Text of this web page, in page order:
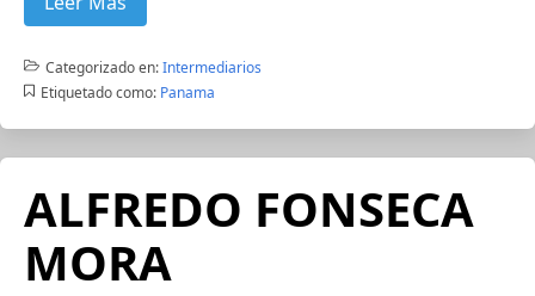
Categorizado en:Intermediarios
Etiquetado como: Panama
ALFREDO FONSECA
MORA